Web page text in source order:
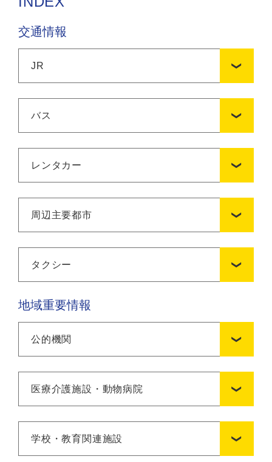
交通情報
JR
バス
レンタカー
周辺主要都市
タクシー
地域重要情報
公的機関
医療介護施設・動物病院
学校・教育関連施設